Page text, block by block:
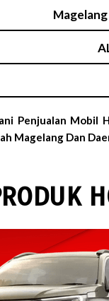
Penjualan Mobil
Magelang Dan